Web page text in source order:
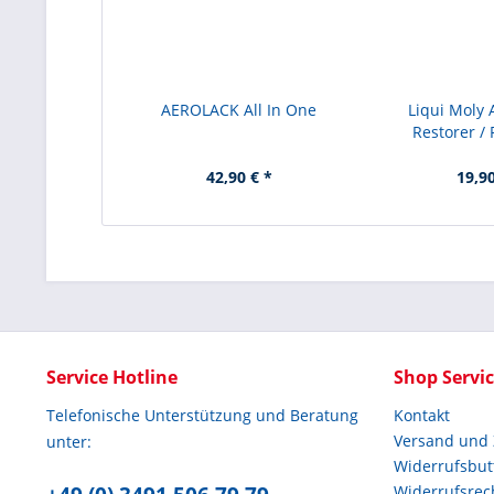
AEROLACK All In One
42,90 € *
Liqui Moly
Restorer /
Service Hotline
Telefonische Unterstützung und Beratung
unter:
Shop
Kontakt
Versand